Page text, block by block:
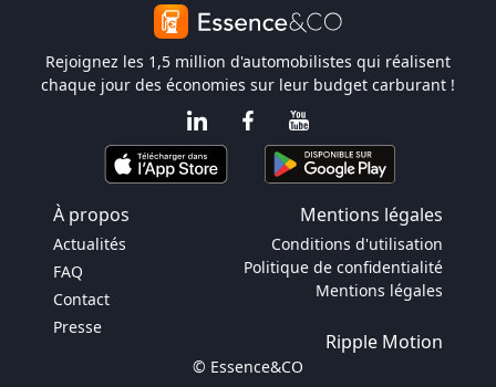
Rejoignez les 1,5 million d'automobilistes qui réalisent
chaque jour des économies sur leur budget carburant !
À propos Mentions légales
Actualités
FAQ
Contact
Presse
Conditions d'utilisation
Politique de confidentialité
Mentions légales
Ripple Motion
© Essence&CO